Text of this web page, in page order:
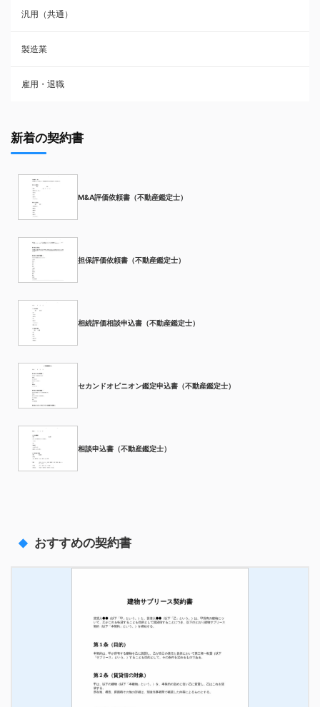
汎用（共通）
製造業
雇用・退職
新着の契約書
M&A評価依頼書（不動産鑑定士）
担保評価依頼書（不動産鑑定士）
相続評価相談申込書（不動産鑑定士）
セカンドオピニオン鑑定申込書（不動産鑑定士）
相談申込書（不動産鑑定士）
おすすめの契約書